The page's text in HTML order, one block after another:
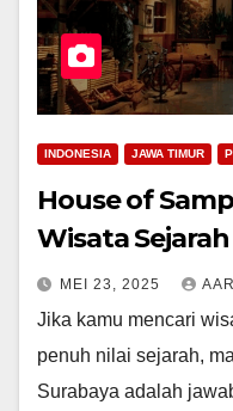
INDONESIA JAWA TIMUR
House of
Wisata
MEI 23, 2025
Jika kamu mencari
penuh nilai sejarah,
Surabaya adalah